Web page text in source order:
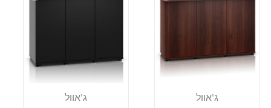
ג'אוול ג'אוול